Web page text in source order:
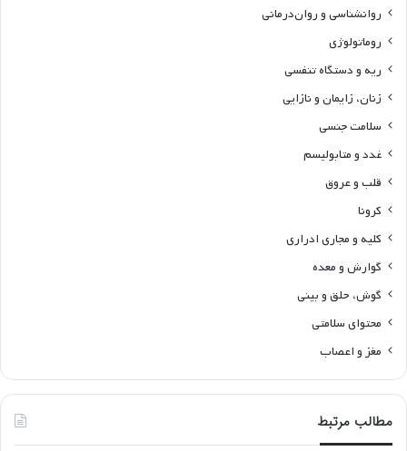
روانشناسی و روان‌درمانی
روماتولوژی
ریه و دستگاه تنفسی
زنان، زایمان و نازایی
سلامت جنسی
غدد و متابولیسم
قلب و عروق
کرونا
کلیه و مجاری ادراری
گوارش و معده
گوش، حلق و بینی
محتوای سلامتی
مغز و اعصاب
مطالب مرتبط